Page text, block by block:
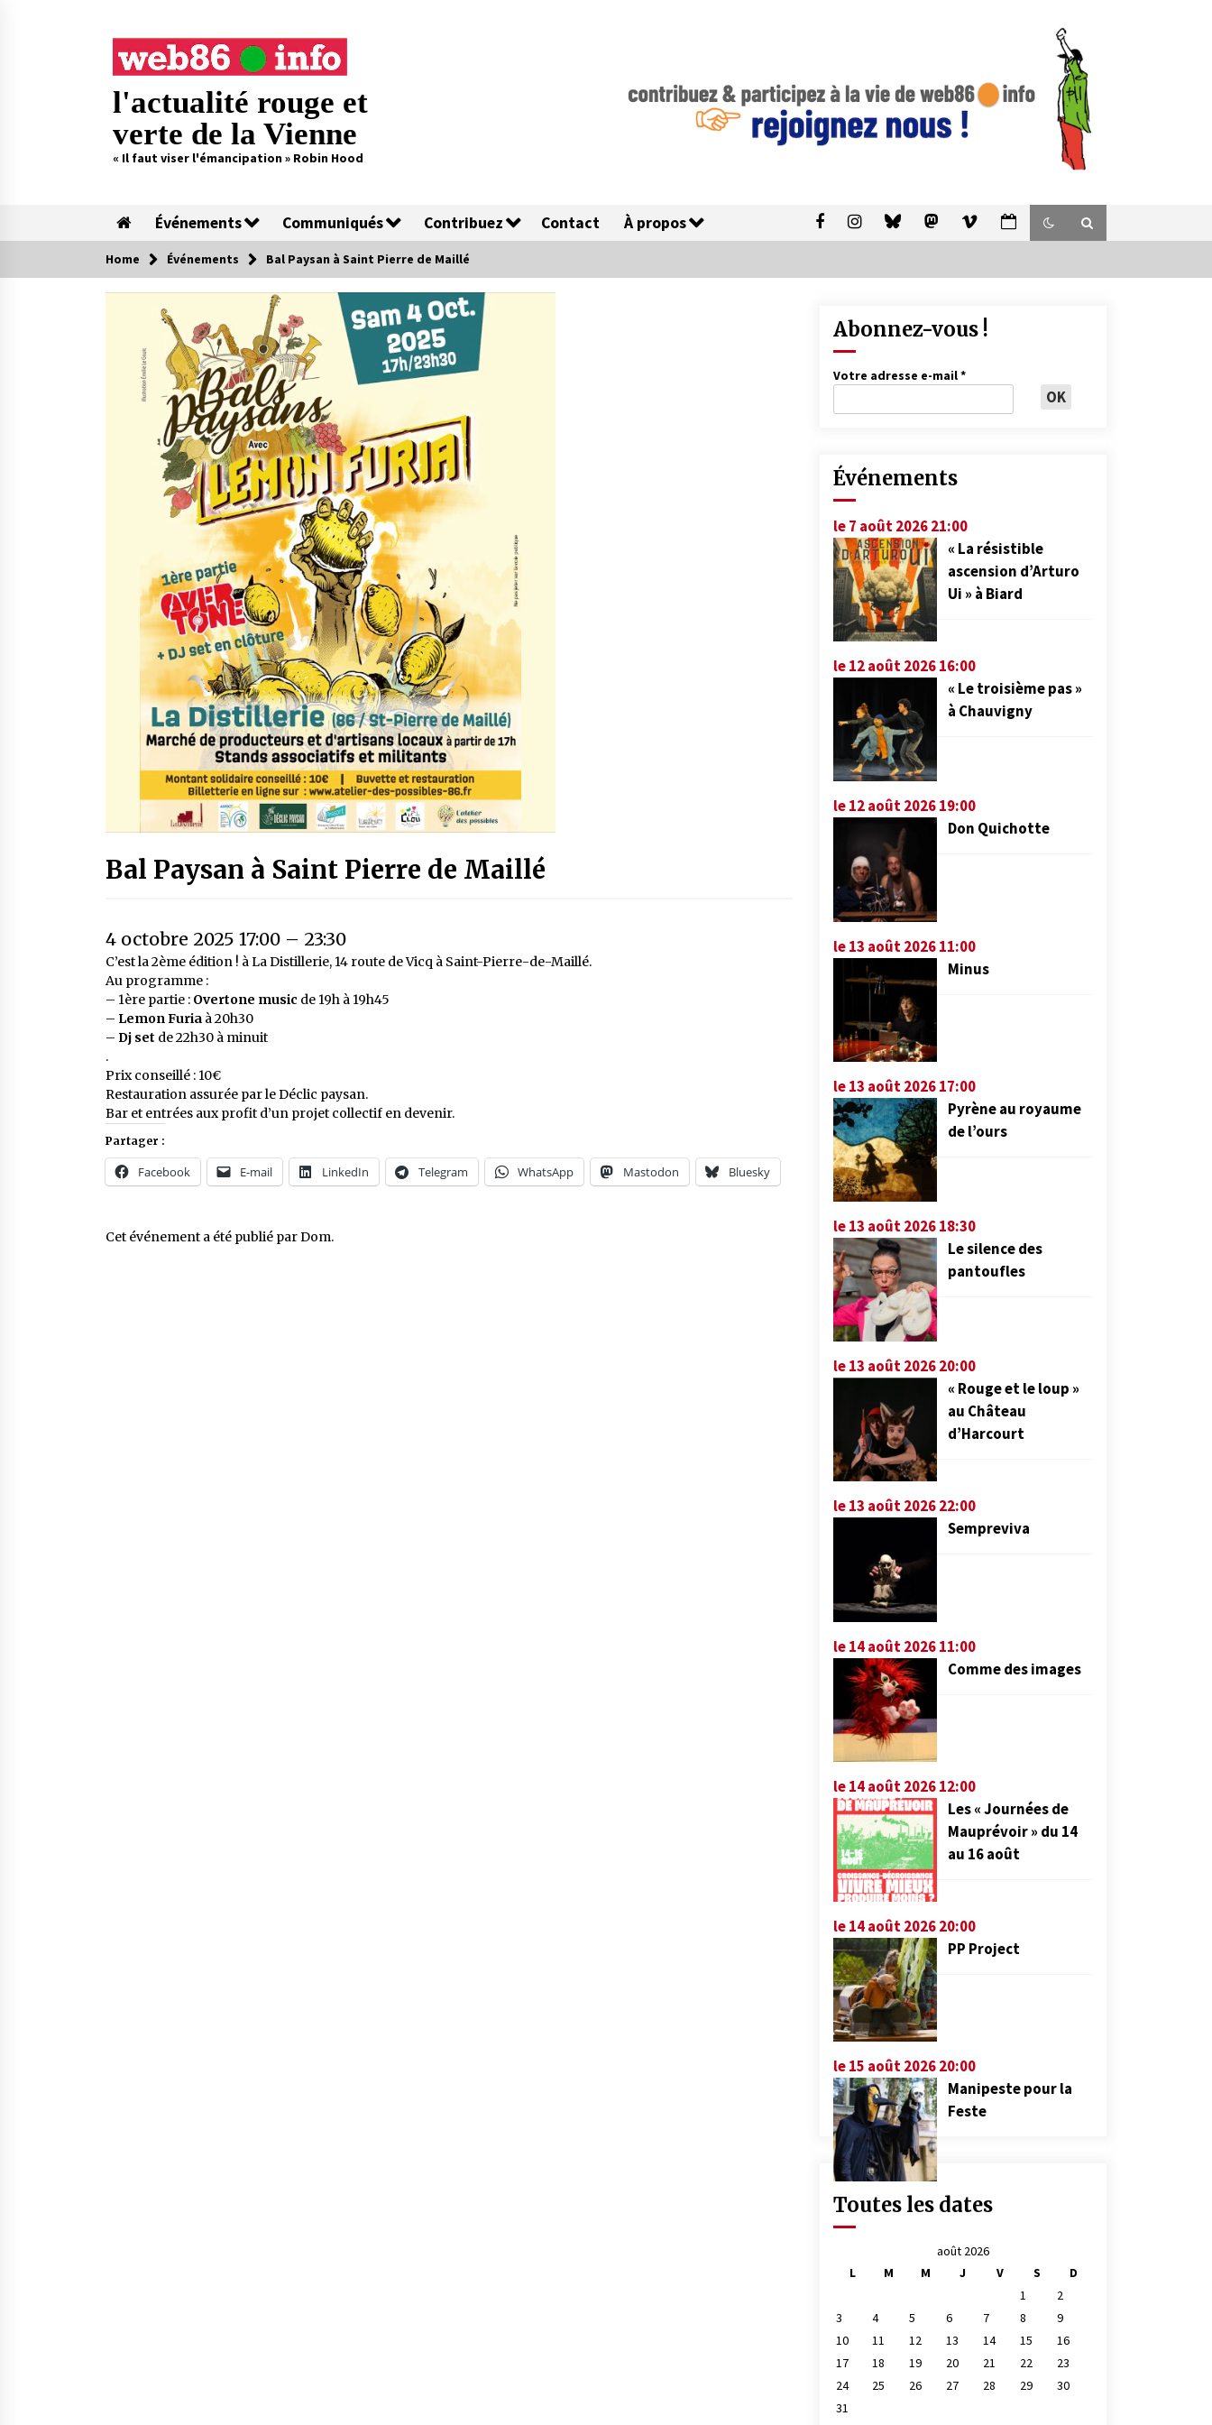
l'actualité rouge et
verte de la Vienne
« Il faut viser l'émancipation » Robin Hood
Événements Communiqués Contribuez Contact À propos
Home Événements Bal Paysan à Saint Pierre de Maillé
Bal Paysan à Saint Pierre de Maillé
4 octobre 2025 17:00 – 23:30
C’est la 2ème édition ! à La Distillerie, 14 route de Vicq à Saint-Pierre-de-Maillé.
Au programme :
– 1ère partie : Overtone music de 19h à 19h45
– Lemon Furia à 20h30
– Dj set de 22h30 à minuit
.
Prix conseillé : 10€
Restauration assurée par le Déclic paysan.
Bar et entrées aux profit d’un projet collectif en devenir.
Partager :
Facebook E-mail LinkedIn Telegram WhatsApp Mastodon Bluesky
Cet événement a été publié parDom.
Abonnez-vous !
Votre adresse e-mail*
Événements
le 7 août 2026 21:00
« La résistible
ascension d’Arturo
Ui » à Biard
le 12 août 2026 16:00
« Le troisième pas »
à Chauvigny
le 12 août 2026 19:00
Don Quichotte
le 13 août 2026 11:00
Minus
le 13 août 2026 17:00
Pyrène au royaume
de l’ours
le 13 août 2026 18:30
Le silence des
pantoufles
le 13 août 2026 20:00
« Rouge et le loup »
au Château
d’Harcourt
le 13 août 2026 22:00
Sempreviva
le 14 août 2026 11:00
Comme des images
le 14 août 2026 12:00
Les « Journées de
Mauprévoir » du 14
au 16 août
le 14 août 2026 20:00
PP Project
le 15 août 2026 20:00
Manipeste pour la
Feste
Toutes les dates
août 2026
L
M M J V S
D
1
2
3
4 5 6 7 8
9
10
11 12 13 14 15
16
17
18 19 20 21 22
23
24
25 26 27 28 29
30
31